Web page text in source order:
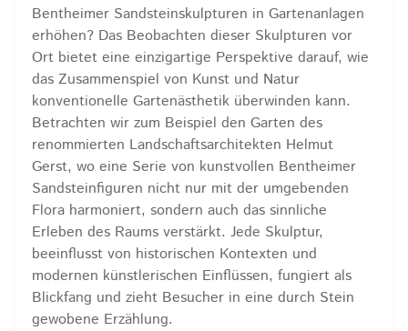
Bentheimer Sandsteinskulpturen in Gartenanlagen
erhöhen? Das Beobachten dieser Skulpturen vor
Ort bietet eine einzigartige Perspektive darauf, wie
das Zusammenspiel von Kunst und Natur
konventionelle Gartenästhetik überwinden kann.
Betrachten wir zum Beispiel den Garten des
renommierten Landschaftsarchitekten Helmut
Gerst, wo eine Serie von kunstvollen Bentheimer
Sandsteinfiguren nicht nur mit der umgebenden
Flora harmoniert, sondern auch das sinnliche
Erleben des Raums verstärkt. Jede Skulptur,
beeinflusst von historischen Kontexten und
modernen künstlerischen Einflüssen, fungiert als
Blickfang und zieht Besucher in eine durch Stein
gewobene Erzählung.